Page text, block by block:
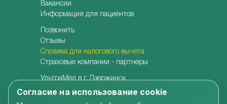
Согласие на использование cookie
Вакансии
Информация для пациентов
Позвонить
Отзывы
Справка для налогового вычета
Страховые компании - партнеры
УльтраМед в г. Дзержинск
УльтраМед в г. Кстово